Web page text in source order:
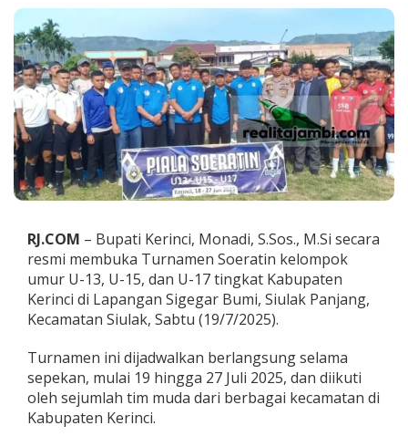
m
n
S
o
e
r
a
i
n
,
B
p
a
t
i
M
o
a
d
H
a
RJ.COM – Bupati Kerinci, Monadi, S.Sos., M.Si secara
resmi membuka Turnamen Soeratin kelompok
umur U-13, U-15, dan U-17 tingkat Kabupaten
Kerinci di Lapangan Sigegar Bumi, Siulak Panjang,
Kecamatan Siulak, Sabtu (19/7/2025).
Turnamen ini dijadwalkan berlangsung selama
sepekan, mulai 19 hingga 27 Juli 2025, dan diikuti
oleh sejumlah tim muda dari berbagai kecamatan di
Kabupaten Kerinci.